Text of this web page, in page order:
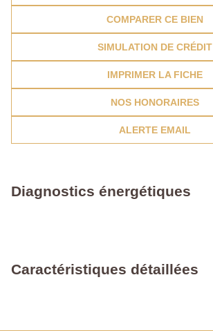
COMPARER CE BIEN
SIMULATION DE CRÉDIT
IMPRIMER LA FICHE
NOS HONORAIRES
ALERTE EMAIL
Diagnostics énergétiques
Caractéristiques détaillées